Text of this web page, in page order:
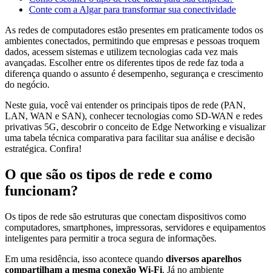
Conte com a Algar para transformar sua conectividade
As redes de computadores estão presentes em praticamente todos os
ambientes conectados, permitindo que empresas e pessoas troquem
dados, acessem sistemas e utilizem tecnologias cada vez mais
avançadas. Escolher entre os diferentes tipos de rede faz toda a
diferença quando o assunto é desempenho, segurança e crescimento
do negócio.
Neste guia, você vai entender os principais tipos de rede (PAN,
LAN, WAN e SAN), conhecer tecnologias como SD-WAN e redes
privativas 5G, descobrir o conceito de Edge Networking e visualizar
uma tabela técnica comparativa para facilitar sua análise e decisão
estratégica. Confira!
O que são os tipos de rede e como
funcionam?
Os tipos de rede são estruturas que conectam dispositivos como
computadores, smartphones, impressoras, servidores e equipamentos
inteligentes para permitir a troca segura de informações.
Em uma residência, isso acontece quando diversos aparelhos
compartilham a mesma conexão Wi-Fi. Já no ambiente